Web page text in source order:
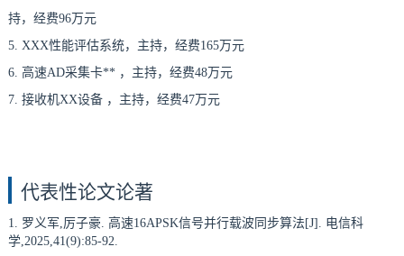
持，经费96万元
5. XXX性能评估系统，主持，经费165万元
6. 高速AD采集卡** ，主持，经费48万元
7. 接收机XX设备 ，主持，经费47万元
代表性论文论著
1. 罗义军,厉子豪. 高速16APSK信号并行载波同步算法[J]. 电信科
学,2025,41(9):85-92.